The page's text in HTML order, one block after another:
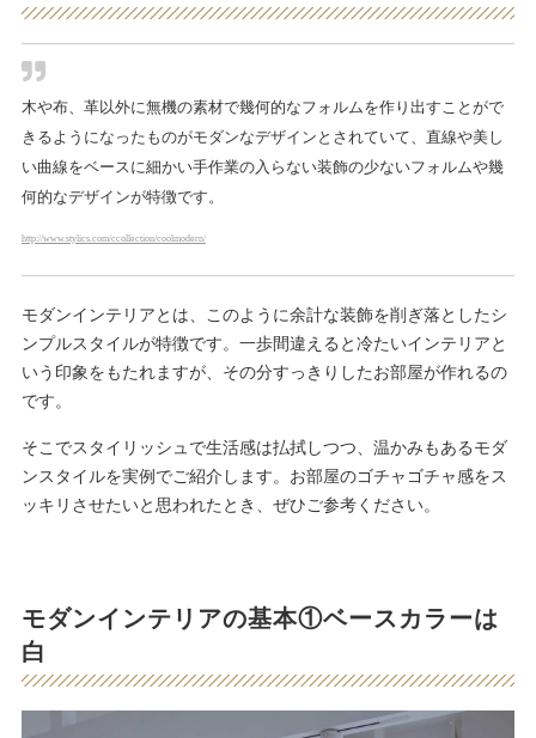
木や布、革以外に無機の素材で幾何的なフォルムを作り出すことがで
きるようになったものがモダンなデザインとされていて、直線や美し
い曲線をベースに細かい手作業の入らない装飾の少ないフォルムや幾
何的なデザインが特徴です。
http://www.stylics.com/ccollection/coolmodern/
モダンインテリアとは、このように余計な装飾を削ぎ落としたシ
ンプルスタイルが特徴です。一歩間違えると冷たいインテリアと
いう印象をもたれますが、その分すっきりしたお部屋が作れるの
です。
そこでスタイリッシュで生活感は払拭しつつ、温かみもあるモダ
ンスタイルを実例でご紹介します。お部屋のゴチャゴチャ感をス
ッキリさせたいと思われたとき、ぜひご参考ください。
モダンインテリアの基本①ベースカラーは
白